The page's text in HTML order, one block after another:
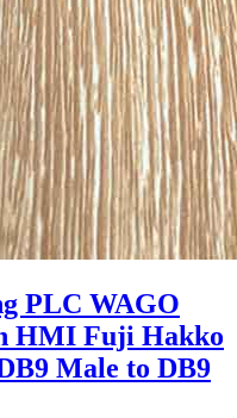
PLC WAGO
HMI Fuji Hakko
Male to DB9